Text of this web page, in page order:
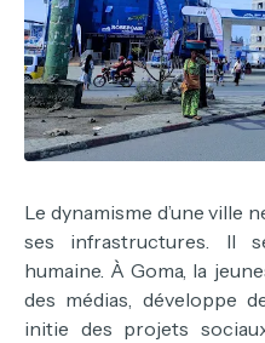
Le dynamisme d’une ville
ses infrastructures. Il
humaine. À Goma, la
des médias, développe
initie des projets